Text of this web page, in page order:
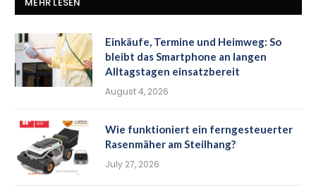
Einkäufe, Termine und Heimweg: So
bleibt das Smartphone an langen
Alltagstagen einsatzbereit
August 4, 2026
Wie funktioniert ein ferngesteuerter
Rasenmäher am Steilhang?
July 27, 2026